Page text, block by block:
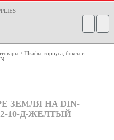
/ Шкафы, корпуса, боксы и
ЗЕМЛЯ НА DIN-
10-Д-ЖЕЛТЫЙ